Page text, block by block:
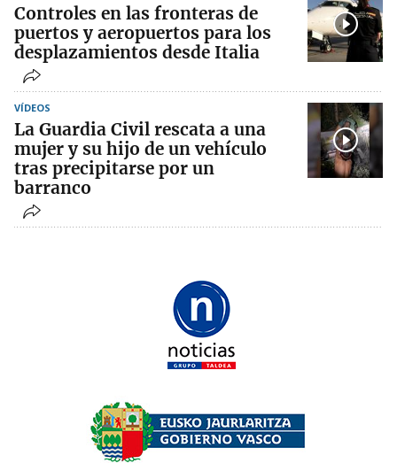
Controles en las fronteras de
puertos y aeropuertos para los
desplazamientos desde Italia
VÍDEOS
La Guardia Civil rescata a una
mujer y su hijo de un vehículo
tras precipitarse por un
barranco